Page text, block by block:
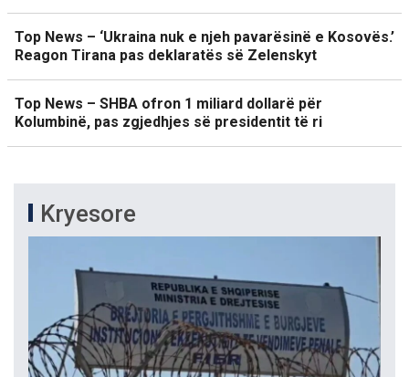
Top News – ‘Ukraina nuk e njeh pavarësinë e Kosovës.’
Reagon Tirana pas deklaratës së Zelenskyt
Top News – SHBA ofron 1 miliard dollarë për
Kolumbinë, pas zgjedhjes së presidentit të ri
Kryesore